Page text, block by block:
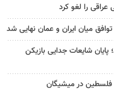
را لغو کرد
میان ایران و عمان نهایی شد
شایعات جدایی بازیکن
فلسطین در میشیگان